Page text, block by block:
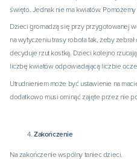
święto. Jednak nie ma kwiatów.
Dzieci gromadzą się przy przygotowanej
na wytyczeniu trasy robota tak, żeby
decyduje rzut kostką. Dzieci kolejno
liczbę kwiatów odpowiadającą liczbie
Utrudnieniem może być ustawienie na
dodatkowo musi ominąć zajęte przez nie
Zakończenie
Na zakończenie wspólny taniec dzieci.